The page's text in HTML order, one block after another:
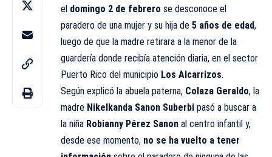
el domingo 2 de febrero se desconoce el
paradero de una mujer y su hija de 5 años de edad,
luego de que la madre retirara a la menor de la
guardería donde recibía atención diaria, en el sector
Puerto Rico del municipio Los Alcarrizos.
Según explicó la abuela paterna, Colaza Geraldo, la
madre Nikelkanda Sanon Suberbi pasó a buscar a
la niña Robianny Pérez Sanon al centro infantil y,
desde ese momento, no se ha vuelto a tener